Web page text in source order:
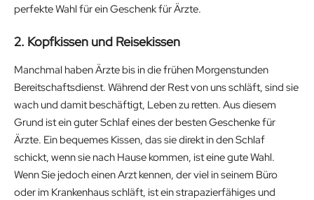
perfekte Wahl für ein Geschenk für Ärzte.
2. Kopfkissen und Reisekissen
Manchmal haben Ärzte bis in die frühen Morgenstunden
Bereitschaftsdienst. Während der Rest von uns schläft, sind sie
wach und damit beschäftigt, Leben zu retten. Aus diesem
Grund ist ein guter Schlaf eines der besten Geschenke für
Ärzte. Ein bequemes Kissen, das sie direkt in den Schlaf
schickt, wenn sie nach Hause kommen, ist eine gute Wahl.
Wenn Sie jedoch einen Arzt kennen, der viel in seinem Büro
oder im Krankenhaus schläft, ist ein strapazierfähiges und